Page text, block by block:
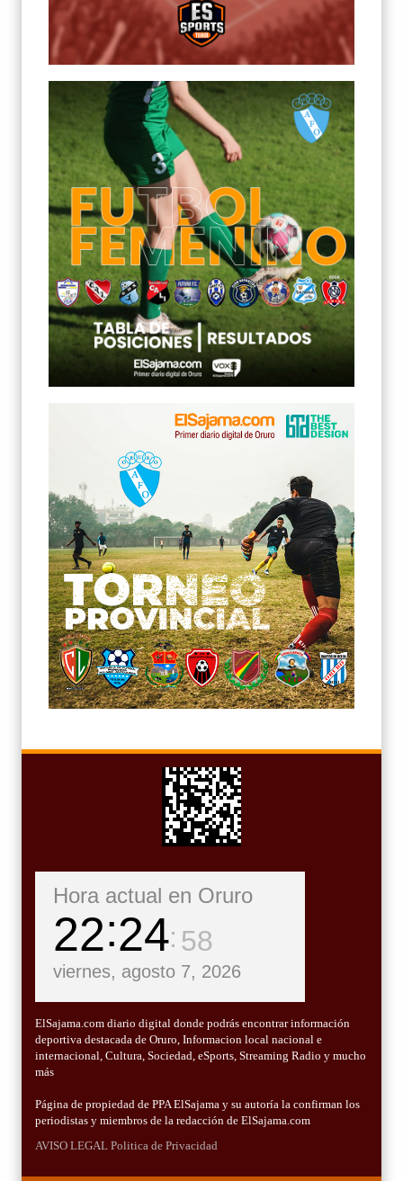
Hora actual en Oruro
22 25 00
viernes, agosto 7, 2026
ElSajama.com diario digital donde podrás encontrar información
deportiva destacada de Oruro, Informacion local nacional e
internacional, Cultura, Sociedad, eSports, Streaming Radio y mucho
más
Página de propiedad de PPA ElSajama y su autoría la confirman los
periodistas y miembros de la redacción de ElSajama.com
AVISO LEGAL Politica de Privacidad